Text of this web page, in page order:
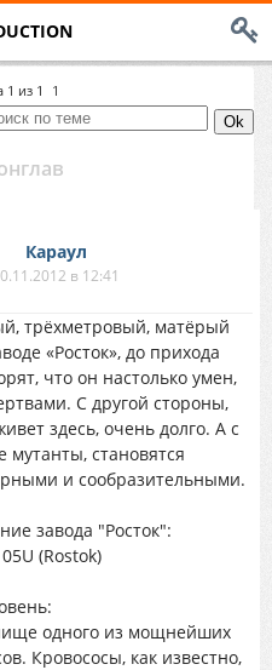
1 из 1 1
Караул
в 12:41
трёхметровый, матёрый
«Росток», до прихода
что он настолько умен,
С другой стороны,
здесь, очень долго. А с
мутанты, становятся
и сообразительными.
завода "Росток":
(Rostok)
одного из мощнейших
Кровососы, как известно,